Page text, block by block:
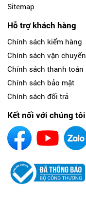
Sitemap
Hỗ trợ khách hàng
Chính sách kiểm hàng
Chính sách vận chuyển
Chính sách thanh toán
Chính sách bảo mật
Chính sách đổi trả
Kết nối với chúng tôi